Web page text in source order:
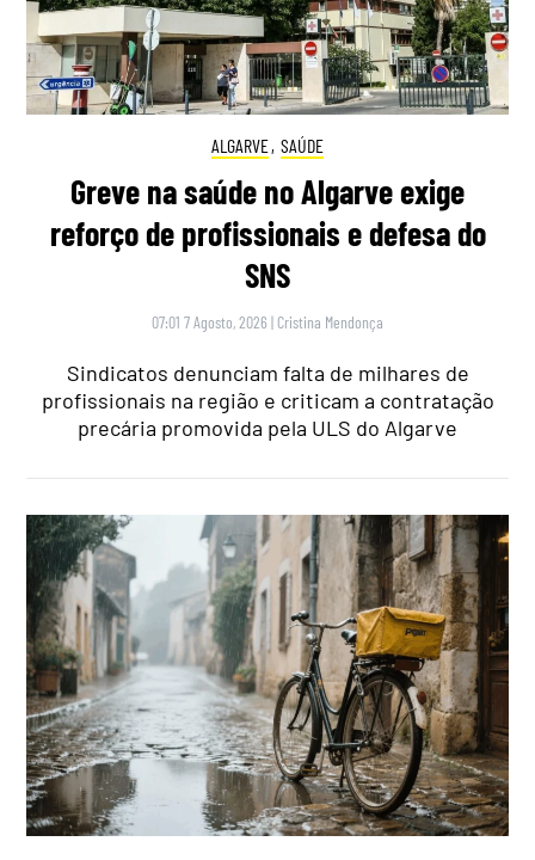
ALGARVE, SAÚDE
Greve na saúde no Algarve exige
reforço de profissionais e defesa do
SNS
07:01 7 Agosto, 2026 | Cristina Mendonça
Sindicatos denunciam falta de milhares de
profissionais na região e criticam a contratação
precária promovida pela ULS do Algarve